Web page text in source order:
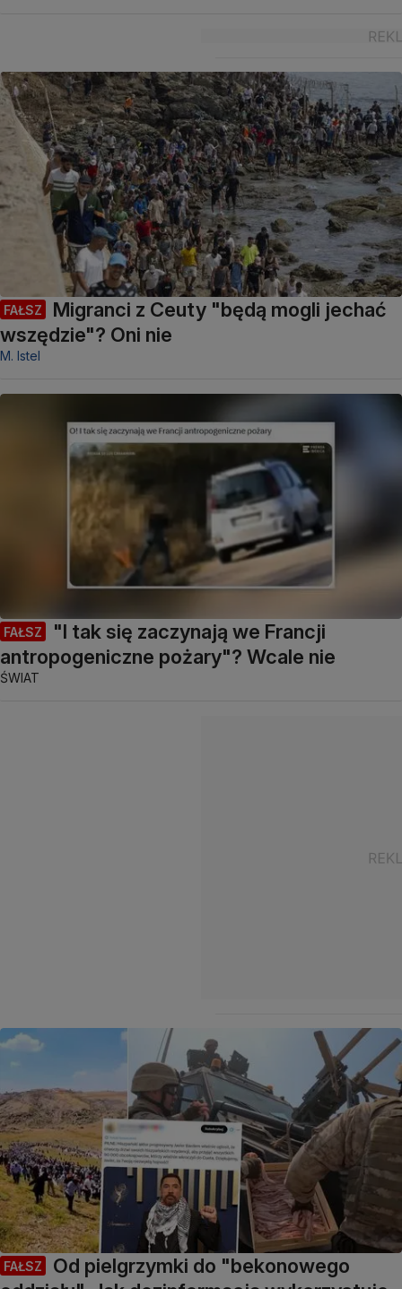
FAŁSZ
Migranci z Ceuty "będą mogli jechać
wszędzie"? Oni nie
M. Istel
FAŁSZ
"I tak się zaczynają we Francji
antropogeniczne pożary"? Wcale nie
ŚWIAT
FAŁSZ
Od pielgrzymki do "bekonowego